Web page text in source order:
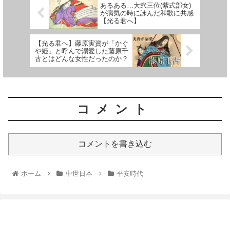
あるある…大弐三位(紫式部女)
が病気の時に詠んだ和歌に共感
【光る君へ】
【光る君へ】藤原実資が「かぐ
や姫」と呼んで溺愛した藤原千
古とはどんな女性だったのか？
コメント
コメントを書き込む
ホーム 中世日本 平安時代